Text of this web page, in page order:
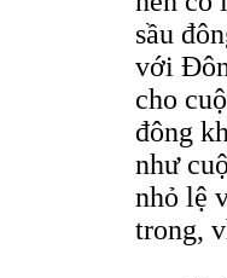
sầu
với
cho
đông
như
nhỏ lệ
trong,